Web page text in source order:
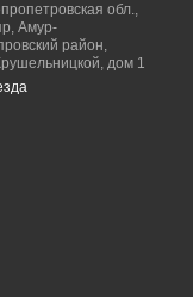
линзы от
и помогают
Выбирайте
обл.,
Амур-
район,
дом 1